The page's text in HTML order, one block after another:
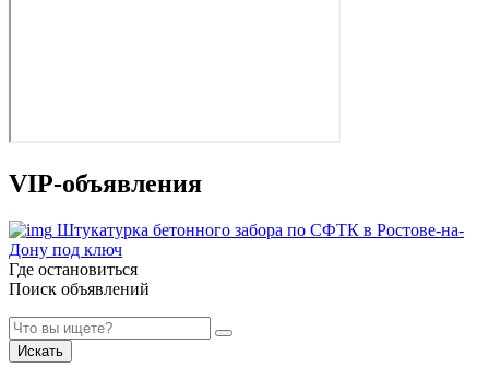
VIP-объявления
Штукатурка бетонного забора по СФТК в Ростове-на-
Дону под ключ
Где остановиться
Поиск объявлений
Искать